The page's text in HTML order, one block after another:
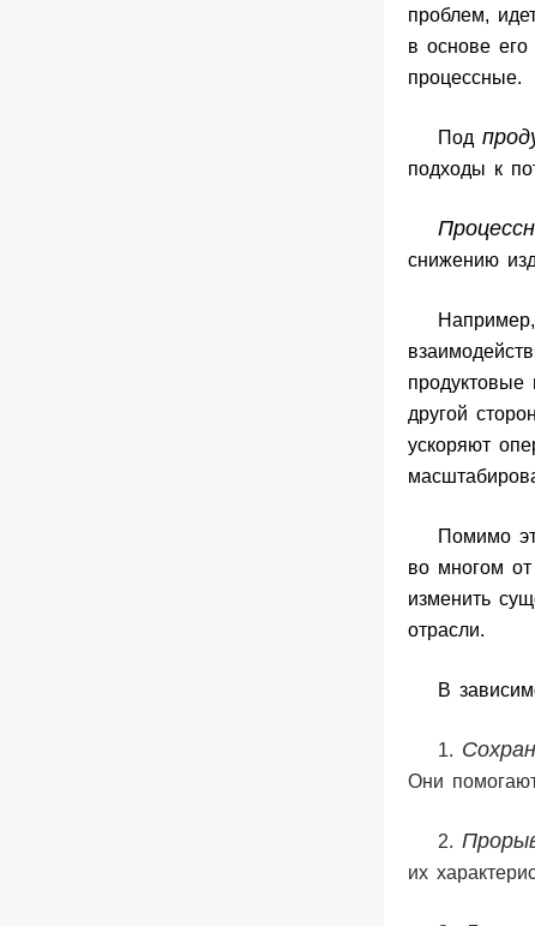
проблем,
в основе
процессные.
Под
подходы к
снижению
другой
ускоряют
Помимо
во многом от
изменить
отрасли.
В
1.
Они
2.
их